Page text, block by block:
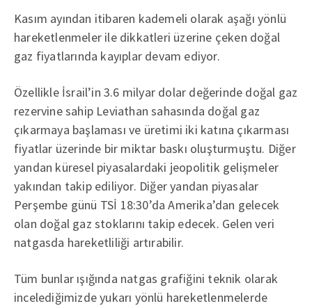
Kasım ayından itibaren kademeli olarak aşağı yönlü
hareketlenmeler ile dikkatleri üzerine çeken doğal
gaz fiyatlarında kayıplar devam ediyor.
Özellikle İsrail’in 3.6 milyar dolar değerinde doğal gaz
rezervine sahip Leviathan sahasında doğal gaz
çıkarmaya başlaması ve üretimi iki katına çıkarması
fiyatlar üzerinde bir miktar baskı oluşturmuştu. Diğer
yandan küresel piyasalardaki jeopolitik gelişmeler
yakından takip ediliyor. Diğer yandan piyasalar
Perşembe günü TSİ 18:30’da Amerika’dan gelecek
olan doğal gaz stoklarını takip edecek. Gelen veri
natgasda hareketliliği artırabilir.
Tüm bunlar ışığında natgas grafiğini teknik olarak
incelediğimizde yukarı yönlü hareketlenmelerde